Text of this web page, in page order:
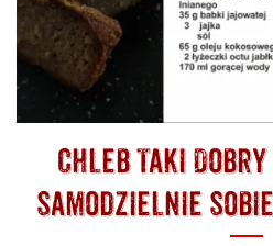
Chleb Taki
samodzielnie